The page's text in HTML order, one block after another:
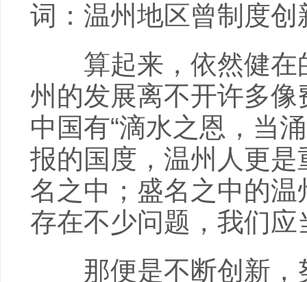
词：温州地区曾制度
算起来，依然健在
州的发展离不开许多
中国有“滴水之恩，当
报的国度，温州人更
名之中；盛名之中的
存在不少问题，我们应
那便是不断创新，